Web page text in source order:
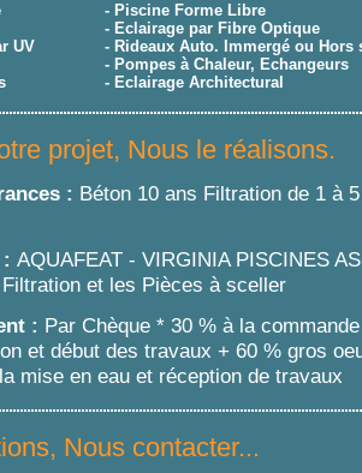
- Piscine Forme Libre
- Eclairage par Fibre Optique
UV
- Rideaux Auto. Immergé ou Hors
- Pompes à Chaleur, Echangeurs
- Eclairage Architectural
projet, Nous le réalisons.
: Béton 10 ans Filtration de 1 à
AQUAFEAT - VIRGINIA PISCINES
et les Pièces à sceller
: Par Chèque * 30 % à la
et début des travaux + 60 % gros
mise en eau et réception de travaux
Nous contacter...